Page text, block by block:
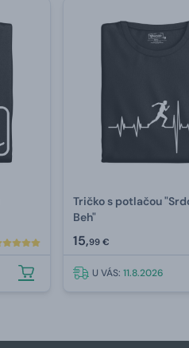
Tričko s potlačou
Beh"
15,99 €
U VÁS: 11.8.2026